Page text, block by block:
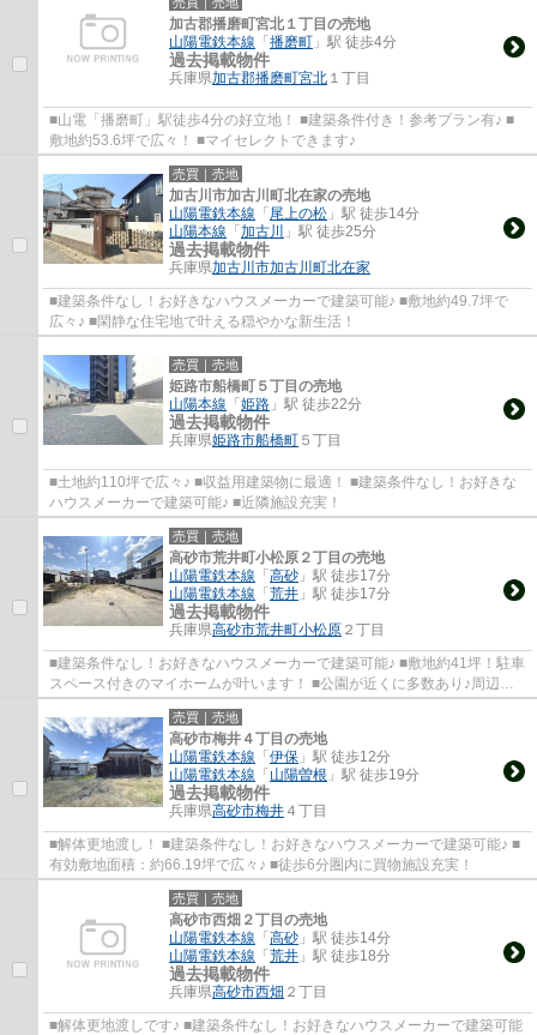
加古郡播磨町宮北１丁目の売地
山陽電鉄本線 「播磨町 」駅 徒歩4分
過去掲載物件
兵庫県加古郡播磨町宮北 １丁目
■山電「播磨町」駅徒歩4分の好立地！ ■建築条件付き！参考プラン有♪ ■
敷地約53.6坪で広々！ ■マイセレクトできます♪
売買｜売地
加古川市加古川町北在家の売地
山陽電鉄本線 「尾上の松 」駅 徒歩14分
山陽本線 「加古川 」駅 徒歩25分
過去掲載物件
兵庫県加古川市加古川町北在家
■建築条件なし！お好きなハウスメーカーで建築可能♪ ■敷地約49.7坪で
広々♪ ■閑静な住宅地で叶える穏やかな新生活！
売買｜売地
姫路市船橋町５丁目の売地
山陽本線 「姫路 」駅 徒歩22分
過去掲載物件
兵庫県姫路市船橋町 ５丁目
■土地約110坪で広々♪ ■収益用建築物に最適！ ■建築条件なし！お好きな
ハウスメーカーで建築可能♪ ■近隣施設充実！
売買｜売地
高砂市荒井町小松原２丁目の売地
山陽電鉄本線 「高砂 」駅 徒歩17分
山陽電鉄本線 「荒井 」駅 徒歩17分
過去掲載物件
兵庫県高砂市荒井町小松原 ２丁目
■建築条件なし！お好きなハウスメーカーで建築可能♪ ■敷地約41坪！駐車
スペース付きのマイホームが叶います！ ■公園が近くに多数あり♪周辺施
設も充実！
売買｜売地
高砂市梅井４丁目の売地
山陽電鉄本線 「伊保 」駅 徒歩12分
山陽電鉄本線 「山陽曽根 」駅 徒歩19分
過去掲載物件
兵庫県高砂市梅井 ４丁目
■解体更地渡し！ ■建築条件なし！お好きなハウスメーカーで建築可能♪ ■
有効敷地面積：約66.19坪で広々♪ ■徒歩6分圏内に買物施設充実！
売買｜売地
高砂市西畑２丁目の売地
山陽電鉄本線 「高砂 」駅 徒歩14分
山陽電鉄本線 「荒井 」駅 徒歩18分
過去掲載物件
兵庫県高砂市西畑 ２丁目
■解体更地渡しです♪ ■建築条件なし！お好きなハウスメーカーで建築可能